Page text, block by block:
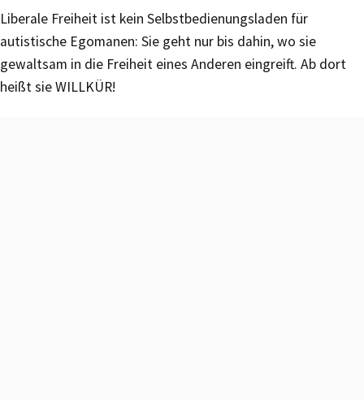
Liberale Freiheit ist kein Selbstbedienungsladen für
autistische Egomanen: Sie geht nur bis dahin, wo sie
gewaltsam in die Freiheit eines Anderen eingreift. Ab dort
heißt sie WILLKÜR!